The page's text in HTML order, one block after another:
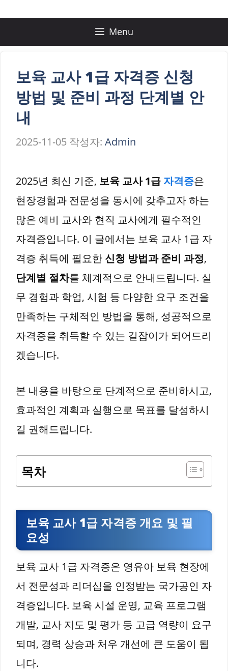
츠
Menu
보육 교사 1급 자격증 신청
방법 및 준비 과정 단계별 안
내
2025-11-05 작성자: Admin
2025년 최신 기준, 보육 교사 1급 자격증은
현장경험과 전문성을 동시에 갖추고자 하는
많은 예비 교사와 현직 교사에게 필수적인
자격증입니다. 이 글에서는 보육 교사 1급 자
격증 취득에 필요한 신청 방법과 준비 과정,
단계별 절차를 체계적으로 안내드립니다. 실
무 경험과 학업, 시험 등 다양한 요구 조건을
만족하는 구체적인 방법을 통해, 성공적으로
자격증을 취득할 수 있는 길잡이가 되어드리
겠습니다.
본 내용을 바탕으로 단계적으로 준비하시고,
효과적인 계획과 실행으로 목표를 달성하시
길 권해드립니다.
목차
보육 교사 1급 자격증 개요 및 필
요성
보육 교사 1급 자격증은 영유아 보육 현장에
서 전문성과 리더십을 인정받는 국가공인 자
격증입니다. 보육 시설 운영, 교육 프로그램
개발, 교사 지도 및 평가 등 고급 역량이 요구
되며, 경력 상승과 처우 개선에 큰 도움이 됩
니다.